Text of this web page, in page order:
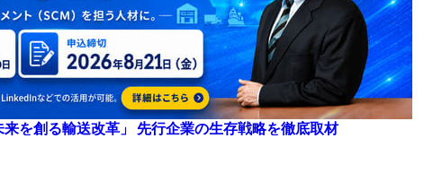
を創る輸送改革」 先行企業の生存戦略を徹底取材